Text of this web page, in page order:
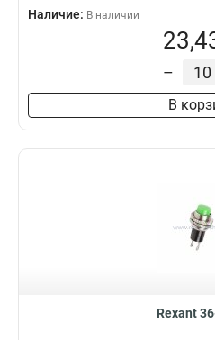
Наличие: В наличии
–
В
Rexant